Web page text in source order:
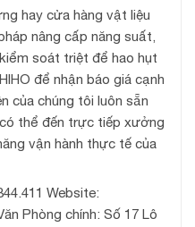
hay cửa hàng vật liệu
nâng cấp năng suất,
soát triệt để hao hụt
để nhận báo giá cạnh
của chúng tôi luôn sẵn
thể đến trực tiếp xưởng
vận hành thực tế của
Website:
Phòng chính: Số 17 Lô